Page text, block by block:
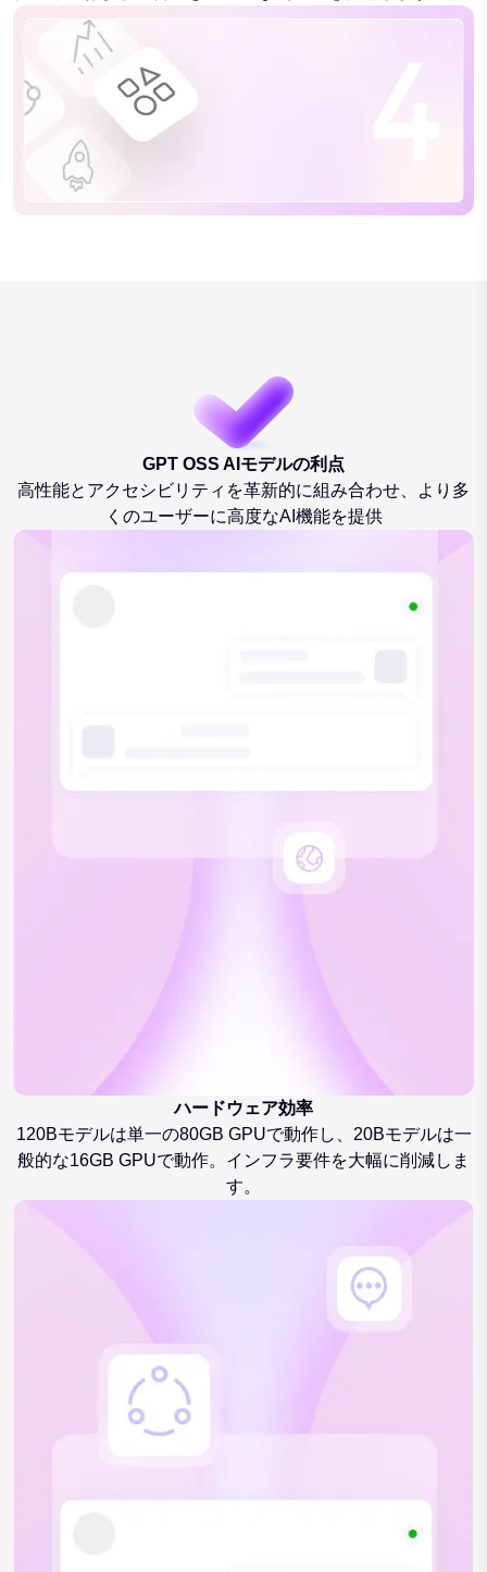
GPT OSS AIモデルの利点
高性能とアクセシビリティを革新的に組み合わせ、より多
くのユーザーに高度なAI機能を提供
ハードウェア効率
120Bモデルは単一の80GB GPUで動作し、20Bモデルは一
般的な16GB GPUで動作。インフラ要件を大幅に削減しま
す。